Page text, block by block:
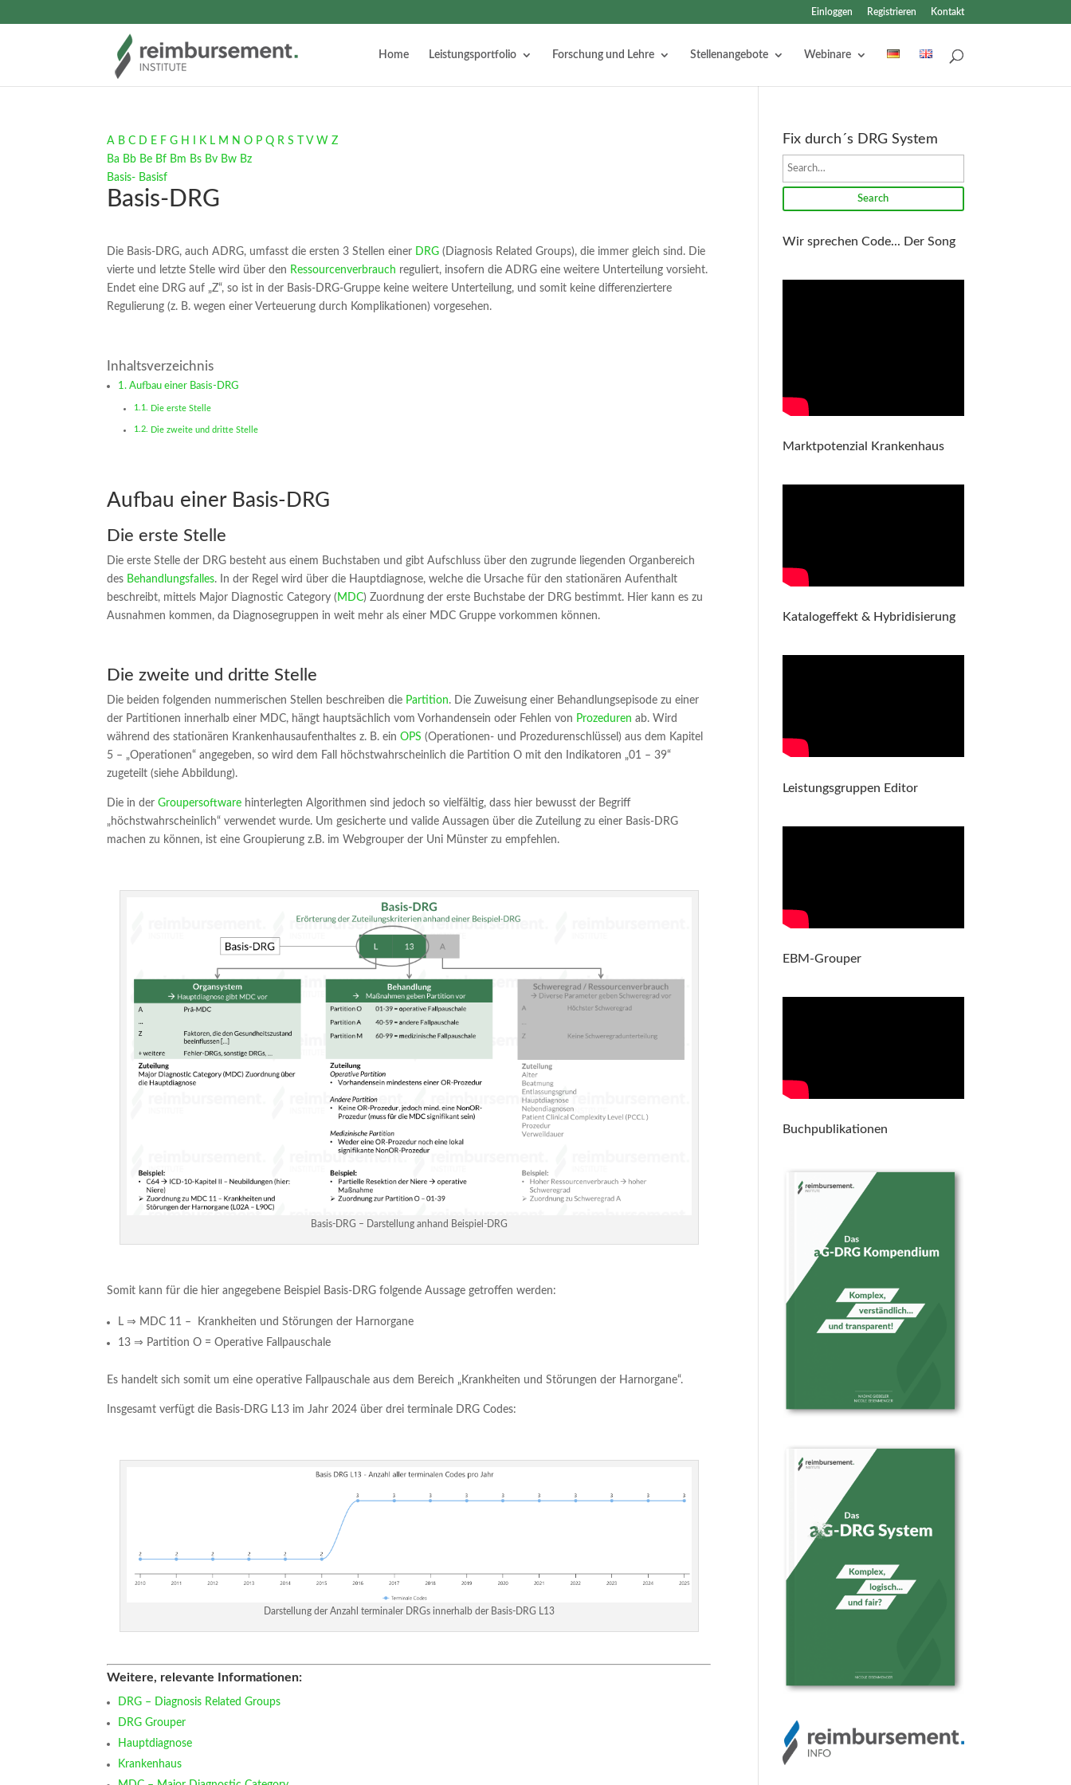
Einloggen Registrieren Kontakt
Home Leistungsportfolio Forschung und Lehre Stellenangebote Webinare
A B C D E F G H K L M N O P Q R S V W Z
Ba Bb Be Bf Bm Bs Bv Bw Bz
Basis- Basisf
Basis-DRG
Die Basis-DRG, auch ADRG, umfasst die ersten 3 Stellen einer DRG (Diagnosis Related Groups), die immer gleich sind. Die
vierte und letzte Stelle wird über den Ressourcenverbrauch reguliert, insofern die ADRG eine weitere Unterteilung vorsieht.
Endet eine DRG auf „Z“, so ist in der Basis-DRG-Gruppe keine weitere Unterteilung, und somit keine differenziertere
Regulierung (z. B. wegen einer Verteuerung durch Komplikationen) vorgesehen.
Inhaltsverzeichnis
Aufbau einer Basis-DRG
Die erste Stelle
Die zweite und dritte Stelle
Aufbau einer Basis-DRG
Die erste Stelle
Die erste Stelle der DRG besteht aus einem Buchstaben und gibt Aufschluss über den zugrunde liegenden Organbereich
des Behandlungsfalles. In der Regel wird über die Hauptdiagnose, welche die Ursache für den stationären Aufenthalt
beschreibt, mittels Major Diagnostic Category ( MDC) Zuordnung der erste Buchstabe der DRG bestimmt. Hier kann es zu
Ausnahmen kommen, da Diagnosegruppen in weit mehr als einer MDC Gruppe vorkommen können.
Die zweite und dritte Stelle
Die beiden folgenden nummerischen Stellen beschreiben die Partition. Die Zuweisung einer Behandlungsepisode zu einer
der Partitionen innerhalb einer MDC, hängt hauptsächlich vom Vorhandensein oder Fehlen von Prozeduren ab. Wird
während des stationären Krankenhausaufenthaltes z. B. einOPS (Operationen- und Prozedurenschlüssel) aus dem Kapitel
5 – „Operationen“ angegeben, so wird dem Fall höchstwahrscheinlich die Partition O mit den Indikatoren „01 – 39“
zugeteilt (siehe Abbildung).
Die in derGroupersoftware hinterlegten Algorithmen sind jedoch so vielfältig, dass hier bewusst der Begriff
„höchstwahrscheinlich“ verwendet wurde. Um gesicherte und valide Aussagen über die Zuteilung zu einer Basis-DRG
machen zu können, ist eine Groupierung z.B. im Webgrouper der Uni Münster zu empfehlen.
Basis-DRG – Darstellung anhand Beispiel-DRG
Somit kann für die hier angegebene Beispiel Basis-DRG folgende Aussage getroffen werden:
L ⇒ MDC 11 – Krankheiten und Störungen der Harnorgane
13 ⇒ Partition O = Operative Fallpauschale
Es handelt sich somit um eine operative Fallpauschale aus dem Bereich „Krankheiten und Störungen der Harnorgane“.
Insgesamt verfügt die Basis-DRG L13 im Jahr 2024 über drei terminale DRG Codes:
Darstellung der Anzahl terminaler DRGs innerhalb der Basis-DRG L13
Weitere, relevante Informationen:
DRG – Diagnosis Related Groups
DRG Grouper
Hauptdiagnose
Krankenhaus
Fix durch´s DRG System
Search
Wir sprechen Code... Der Song
Marktpotenzial Krankenhaus
Katalogeffekt & Hybridisierung
Leistungsgruppen Editor
EBM-Grouper
Buchpublikationen